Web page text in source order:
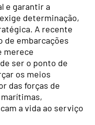
e garantir a
determinação,
A recente
de embarcações
merece
ser o ponto de
os meios
das forças de
a vida ao serviço